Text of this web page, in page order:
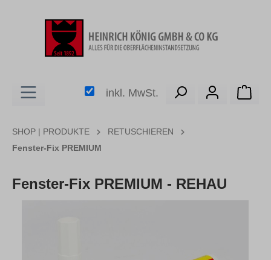
inkl. MwSt.
SHOP | PRODUKTE
RETUSCHIEREN
Fenster-Fix PREMIUM
Fenster-Fix PREMIUM - REHAU